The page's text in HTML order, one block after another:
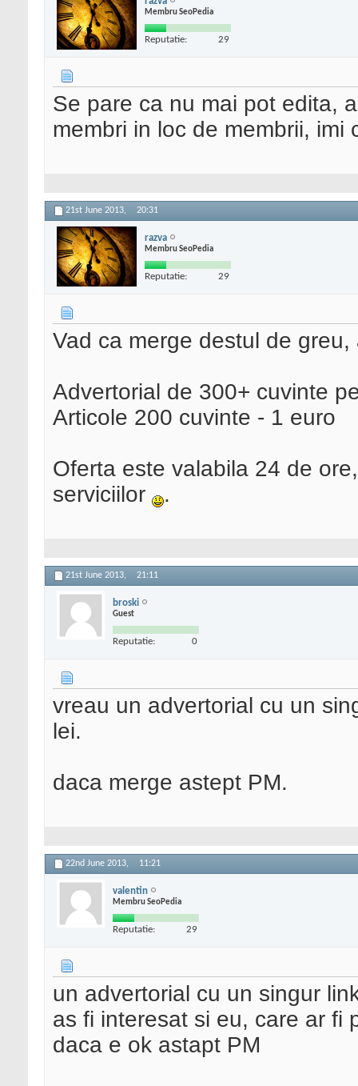
Membru SeoPedia
Reputatie: 29
Se pare ca nu mai pot edita,
membri in loc de membrii, imi
21st June 2013, 20:31
razva
Membru SeoPedia
Reputatie: 29
Vad ca merge destul de
Advertorial de 300+ cuvinte
Articole 200 cuvinte - 1 euro
Oferta este valabila 24 de
serviciilor
.
21st June 2013, 21:11
broski
Guest
Reputatie: 0
vreau un advertorial cu un
lei.
daca merge astept PM.
22nd June 2013, 11:21
valentin
Membru SeoPedia
Reputatie: 29
un advertorial cu un singur
as fi interesat si eu, care ar fi
daca e ok astapt PM